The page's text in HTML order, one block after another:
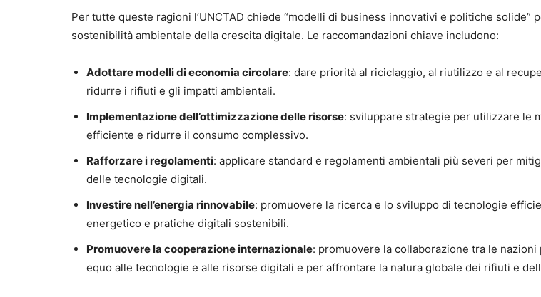
Per tutte queste ragioni l’UNCTAD chiede “modelli di business innovativi e politiche solide”
sostenibilità ambientale della crescita digitale. Le raccomandazioni chiave includono:
Adottare modelli di economia circolare: dare priorità al riciclaggio, al riutilizzo e al
ridurre i rifiuti e gli impatti ambientali.
Implementazione dell’ottimizzazione delle risorse: sviluppare strategie per utilizzare le
efficiente e ridurre il consumo complessivo.
Rafforzare i regolamenti: applicare standard e regolamenti ambientali più severi per
delle tecnologie digitali.
Investire nell’energia rinnovabile: promuovere la ricerca e lo sviluppo di tecnologie
energetico e pratiche digitali sostenibili.
Promuovere la cooperazione internazionale: promuovere la collaborazione tra le
equo alle tecnologie e alle risorse digitali e per affrontare la natura globale dei rifiuti e